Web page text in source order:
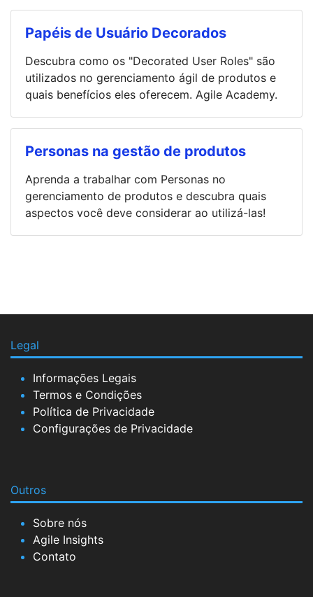
Papéis de Usuário Decorados
Descubra como os "Decorated User Roles" são
utilizados no gerenciamento ágil de produtos e
quais benefícios eles oferecem. Agile Academy.
Personas na gestão de produtos
Aprenda a trabalhar com Personas no
gerenciamento de produtos e descubra quais
aspectos você deve considerar ao utilizá-las!
Legal
Informações Legais
Termos e Condições
Política de Privacidade
Configurações de Privacidade
Outros
Sobre nós
Agile Insights
Contato